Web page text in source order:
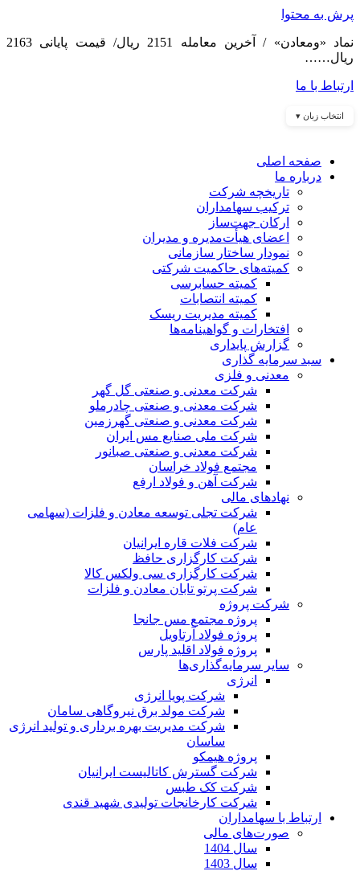
پرش به محتوا
نماد «ومعادن» / آخرین معامله 2151 ریال/ قیمت پایانی 2163
ریال……
ارتباط با ما
انتخاب زبان ▾
صفحه اصلی
درباره ما
تاریخچه شرکت
ترکیب سهامداران
ارکان جهت‌ساز
اعضای هیأت‌مدیره و مدیران
نمودار ساختار سازمانی
کمیته‌های حاکمیت شرکتی
کمیته حسابرسی
کمیته انتصابات
کمیته مدیریت ریسک
افتخارات و گواهینامه‌ها
گزارش پایداری
سبد سرمایه گذاری
معدنی و فلزی
شرکت معدنی و صنعتی گل گهر
شرکت معدنی و صنعتی چادرملو
شرکت معدنی و صنعتی گهرزمین
شرکت ملی صنایع مس ایران
شرکت معدنی و صنعتی صبانور
مجتمع فولاد خراسان
شرکت آهن و فولاد ارفع
نهادهای مالی
شرکت تجلی توسعه معادن و فلزات (سهامی
عام)
شرکت فلات قاره ایرانیان
شرکت کارگزاری حافظ
شرکت کارگزاری سی ولکس کالا
شرکت پرتو تابان معادن و فلزات
شرکت پروژه
پروژه مجتمع مس جانجا
پروژه فولاد آرتاویل
پروژه فولاد اقلید پارس
سایر سرمایه‌گذاری‌ها
انرژی
شرکت پویا انرژی
شرکت مولد برق نیروگاهی سامان
شرکت مدیریت بهره برداری و تولید انرژی
ساسان
پروژه هیمکو
شرکت گسترش کاتالیست ایرانیان
شرکت کک طبس
شرکت کارخانجات تولیدی شهید قندی
ارتباط با سهامداران
صورت‌های مالی
سال 1404
سال 1403